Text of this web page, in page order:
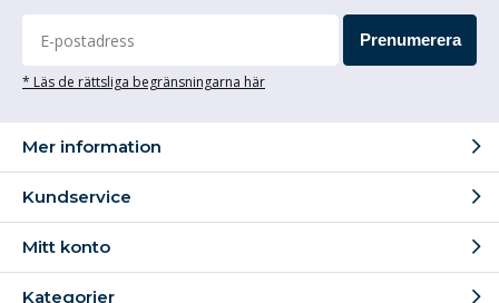
Prenumerera
* Läs de rättsliga begränsningarna här
Mer information
Kundservice
Mitt konto
Kategorier